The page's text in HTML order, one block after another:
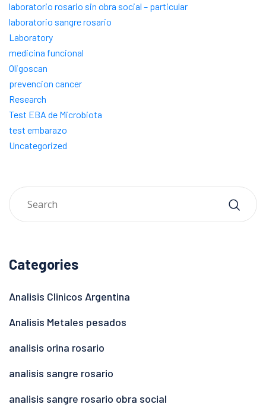
laboratorio rosario sin obra social – particular
laboratorio sangre rosario
Laboratory
medicina funcional
Oligoscan
prevencion cancer
Research
Test EBA de Microbiota
test embarazo
Uncategorized
Categories
Analisis Clinicos Argentina
Analisis Metales pesados
analisis orina rosario
analisis sangre rosario
analisis sangre rosario obra social